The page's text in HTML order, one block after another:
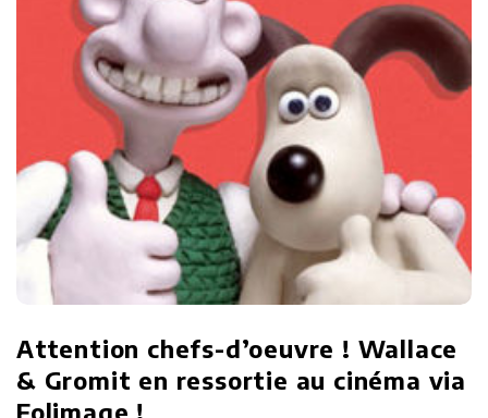
Attention chefs-d’oeuvre ! Wallace
& Gromit en ressortie au cinéma via
Folimage !